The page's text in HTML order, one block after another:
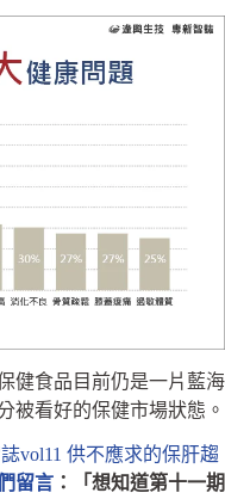
健食品目前仍是一片藍海
被看好的保健市場狀態。
vol11 供不應求的保肝趨
留言 ： 「想知道第十一期